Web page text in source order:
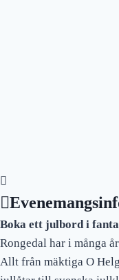
Boka ett julbordi
Rongedal har i många
Allt från mäktiga O